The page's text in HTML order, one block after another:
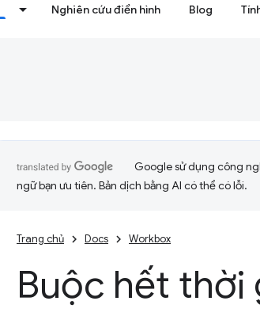
Nghiên cứu điển hình Blog
Google sử dụng công
ngữ bạn ưu tiên. Bản dịch bằng AI có thể có lỗi.
Trang chủ Docs Workbox
Buộc hết thời